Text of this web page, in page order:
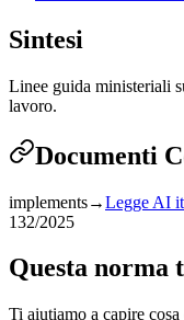
Sintesi
Linee guida ministeriali
lavoro.
Documenti
implements→Legge AI
132/2025
Questa norma
Ti aiutiamo a capire